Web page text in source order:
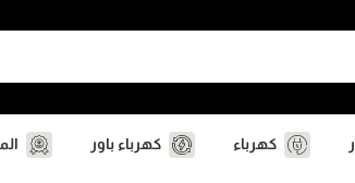
كهرباء كهرباء باور